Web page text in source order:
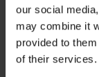
our social
may combine it
provided to
of their services.